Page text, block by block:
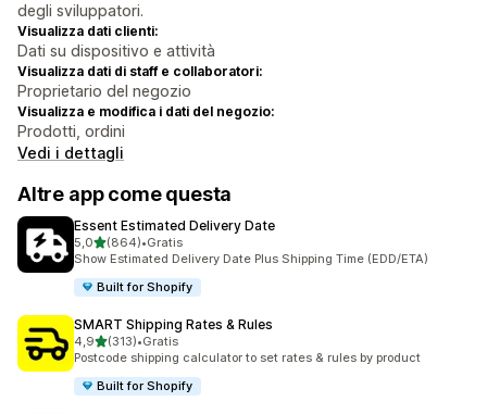
degli sviluppatori.
Visualizza dati clienti:
Dati su dispositivo e attività
Visualizza dati di staff e collaboratori:
Proprietario del negozio
Visualizza e modifica i dati del negozio:
Prodotti, ordini
Vedi i dettagli
Altre app come questa
Essent Estimated Delivery Date
5,0stelle su 5
(864)
864 recensioni totali
•Gratis
Show Estimated Delivery Date Plus Shipping Time (EDD/ETA)
Built for Shopify
SMART Shipping Rates & Rules
4,9stelle su 5
(313)
313 recensioni totali
•Gratis
Postcode shipping calculator to set rates & rules by product
Built for Shopify